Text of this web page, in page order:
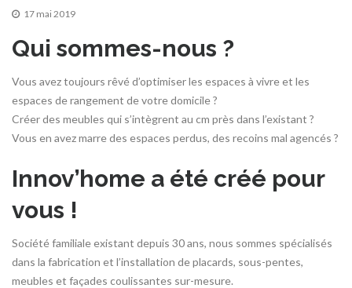
17 mai 2019
Qui sommes-nous ?
Vous avez toujours rêvé d’optimiser les espaces à vivre et les
espaces de rangement de votre domicile ?
Créer des meubles qui s’intègrent au cm près dans l’existant ?
Vous en avez marre des espaces perdus, des recoins mal agencés ?
Innov’home a été créé pour
vous !
Société familiale existant depuis 30 ans, nous sommes spécialisés
dans la fabrication et l’installation de placards, sous-pentes,
meubles et façades coulissantes sur-mesure.